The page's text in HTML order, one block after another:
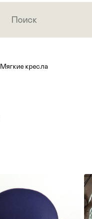
Мягкие кресла